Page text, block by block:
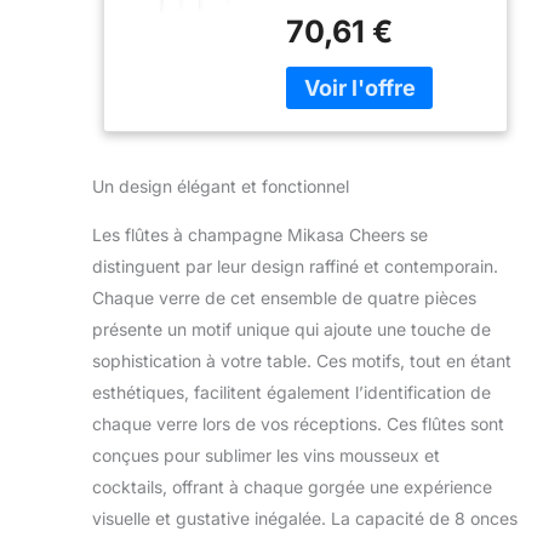
festive à chaque
rassemblement.
Chaque verre dans le
lot de 4 est gravé avec
précision avec un
coordonné. Pas besoin
points, les lignes et les
tourbillons sont
distinctifs, chacun de
vos invités peut
facilement identifier leur
verre. Ce lot comprend
4 flûtes à champagne
qui peuvent chacune
contenir 227 ml. Lavage
70,61 €
Un design élégant et fonctionnel
Les flûtes à champagne Mikasa Cheers se
distinguent par leur design raffiné et contemporain.
Chaque verre de cet ensemble de quatre pièces
présente un motif unique qui ajoute une touche de
sophistication à votre table. Ces motifs, tout en étant
esthétiques, facilitent également l’identification de
chaque verre lors de vos réceptions. Ces flûtes sont
conçues pour sublimer les vins mousseux et
cocktails, offrant à chaque gorgée une expérience
visuelle et gustative inégalée. La capacité de 8 onces